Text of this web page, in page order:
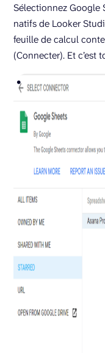
Sélectionnez Google
natifs de Looker
feuille de calcul
(Connecter). Et c’est